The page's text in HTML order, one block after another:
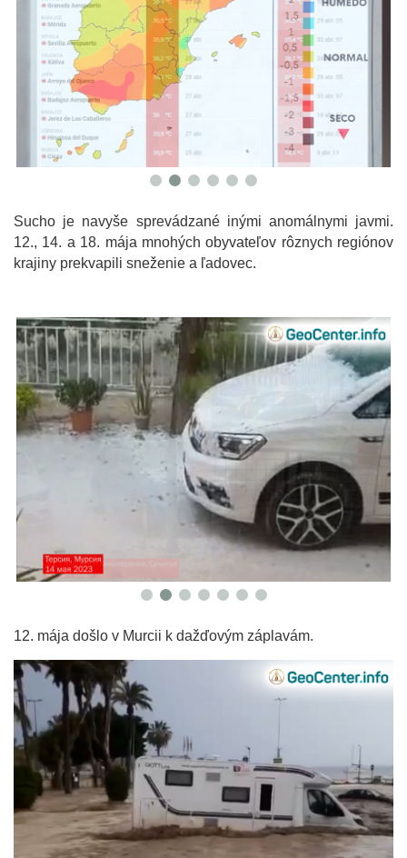
Sucho je navyše sprevádzané inými anomálnymi javmi.
12., 14. a 18. mája mnohých obyvateľov rôznych regiónov
krajiny prekvapili sneženie a ľadovec.
12. mája došlo v Murcii k dažďovým záplavám.